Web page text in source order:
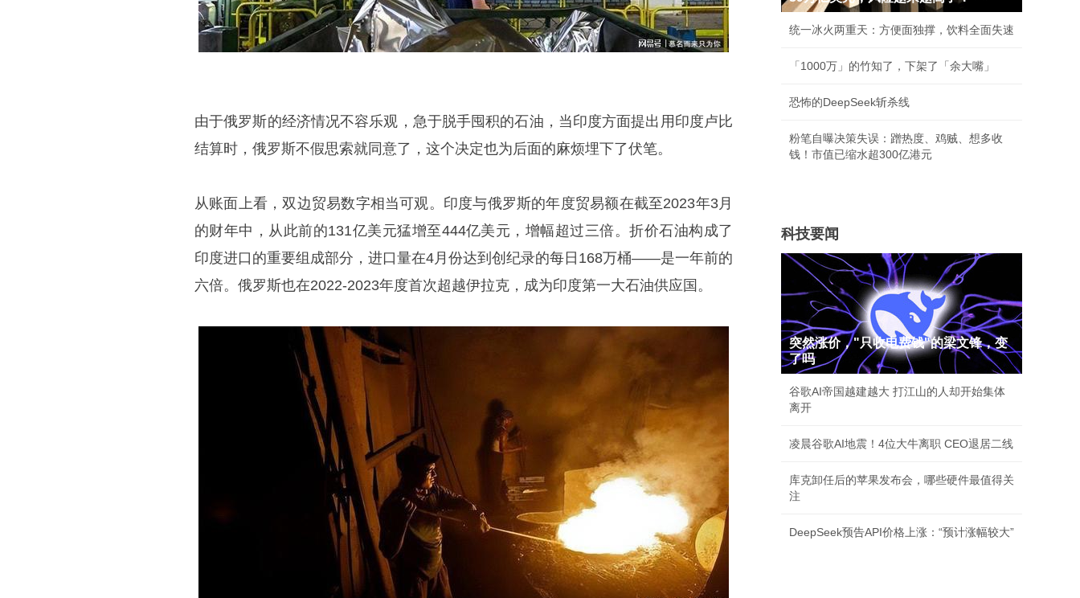
由于俄罗斯的经济情况不容乐观，急于脱手囤积的石油，当印度方面提出用印度卢比
结算时，俄罗斯不假思索就同意了，这个决定也为后面的麻烦埋下了伏笔。
从账面上看，双边贸易数字相当可观。印度与俄罗斯的年度贸易额在截至2023年3月
的财年中，从此前的131亿美元猛增至444亿美元，增幅超过三倍。折价石油构成了
印度进口的重要组成部分，进口量在4月份达到创纪录的每日168万桶——是一年前的
六倍。俄罗斯也在2022-2023年度首次超越伊拉克，成为印度第一大石油供应国。
统一冰火两重天：方便面独撑，饮料全面失速
「1000万」的竹知了，下架了「余大嘴」
恐怖的DeepSeek斩杀线
粉笔自曝决策失误：蹭热度、鸡贼、想多收
钱！市值已缩水超300亿港元
科技要闻
突然涨价，"只收电费钱"的梁文锋，变
了吗
谷歌AI帝国越建越大 打江山的人却开始集体
离开
凌晨谷歌AI地震！4位大牛离职 CEO退居二线
库克卸任后的苹果发布会，哪些硬件最值得关
注
DeepSeek预告API价格上涨：“预计涨幅较大”